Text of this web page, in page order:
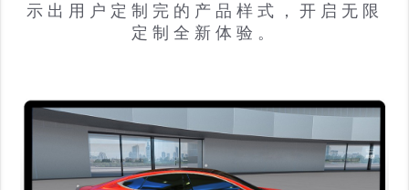
示出用户定制完的产品样式，开启无限
定制全新体验。